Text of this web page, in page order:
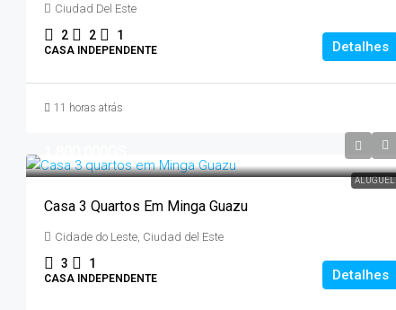
Ciudad Del Este
2 2 1
CASA INDEPENDENTE Detalhes
11 horas atrás
ALUGUEL
Casa 3 Quartos Em Minga Guazu
Cidade do Leste, Ciudad del Este
3 1
CASA INDEPENDENTE Detalhes